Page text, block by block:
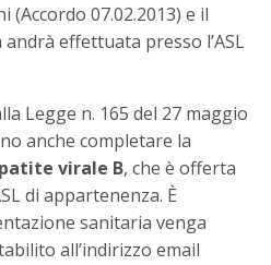
07.02.2013) e il
andrà effettuata presso l’ASL
Legge n. 165 del 27 maggio
anche completare la
virale B, che è offerta
di appartenenza. È
sanitaria venga
all’indirizzo email